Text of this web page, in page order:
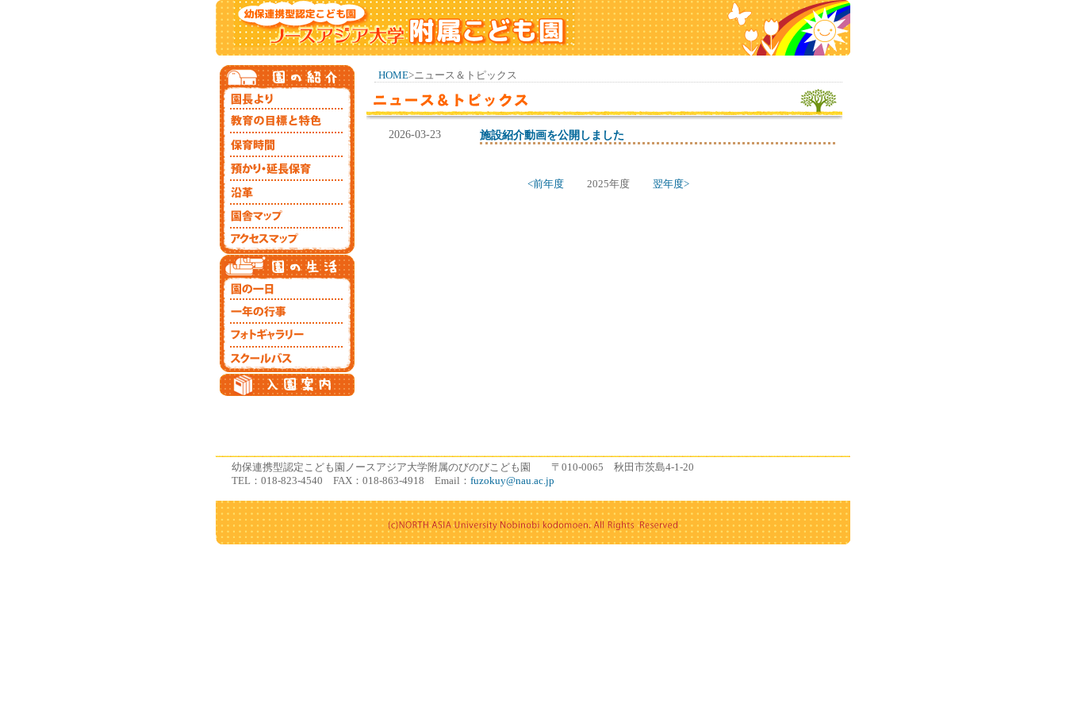
HOME>ニュース＆トピックス
2026-03-23 施設紹介動画を公開しました
<前年度 2025年度 翌年度>
幼保連携型認定こども園ノースアジア大学附属のびのびこども園 〒010-0065 秋田市茨島4-1-20
TEL：018-823-4540 FAX：018-863-4918 Email： fuzokuy@nau.ac.jp